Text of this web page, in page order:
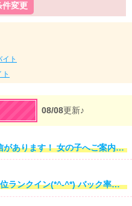
件変更
ト
08/08更新♪
客層の良さと多さには自信があります！ 女の子へご案内する前に スタッフが厳しくチェックしているので 安心してお仕事ができます(*´꒳`*) オープンから毎日たくさんのお客様から お問合せ＆ご来店いただいております
お店総合ランキング常時1位ランクイン(*^-^*) バック率・保証制度・完全送迎と 好条件、高収入を入店してくれた 女の子には必ずお約束ヾ(⌒▽⌒）ゞ さらに！和歌山バニーちゃんの好条件(^^)/ ★プライバシー保護万全 ★スキン完全着用店 ★月１回の検査実地で安心・安全♪ ★余分に取られる大型雑費は無し♪ ★プロによる撮影費用は全て無料 ★毎回必ず必要な備品が全て無料(｡•̀ᴗ-)و 働きやすさを重視した新感覚カジュアルソープで あなたもお仕事始めませんか(*'ω'*)？